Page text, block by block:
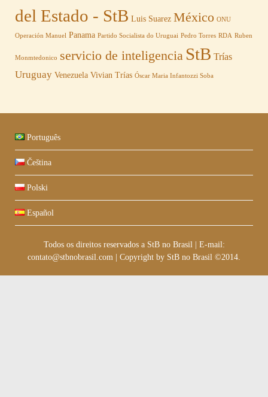
del Estado - StB Luis Suarez México ONU
Operación Manuel Panama Partido Socialista do Uruguai Pedro Torres RDA Ruben
Monmtedonico servicio de inteligencia StB Trías
Uruguay Venezuela Vivian Trías Óscar Maria Infantozzi Soba
Português
Čeština
Polski
Español
Todos os direitos reservados a StB no Brasil
E-mail:
contato@stbnobrasil.com
Copyright by StB no Brasil ©2014